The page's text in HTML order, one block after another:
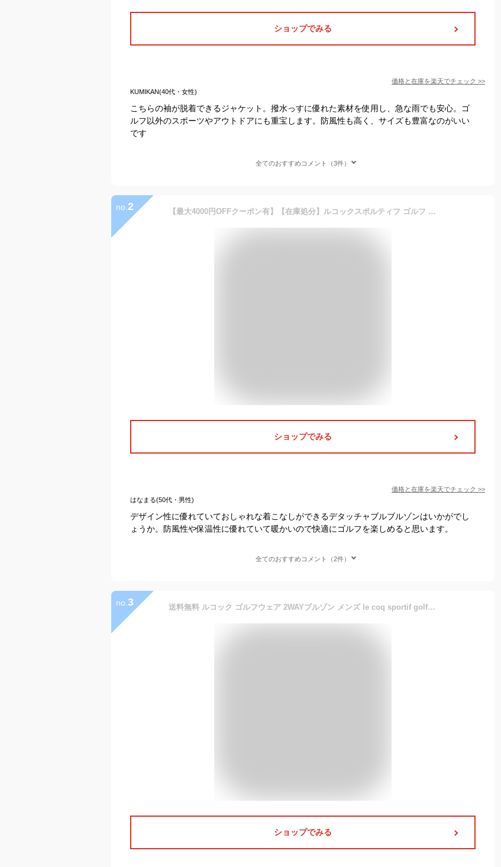
ショップでみる
価格と在庫を楽天でチェック >>
KUMIKAN(40代・女性)
こちらの袖が脱着できるジャケット。撥水っすに優れた素材を使用し、急な雨でも安心。ゴ
ルフ以外のスポーツやアウトドアにも重宝します。防風性も高く、サイズも豊富なのがいい
です
全てのおすすめコメント（3件）
no. 2 【最大4000円OFFクーポン有】【在庫処分】ルコックスポルティフ ゴルフ ブルゾン 2WAY 撥水 防風 デタッチャブル メンズ QGMVJK00 ゴルフウェア
ショップでみる
価格と在庫を楽天でチェック >>
はなまる(50代・男性)
デザイン性に優れていておしゃれな着こなしができるデタッチャブルブルゾンはいかがでし
ょうか。防風性や保温性に優れていて暖かいので快適にゴルフを楽しめると思います。
全てのおすすめコメント（2件）
no. 3 送料無料 ルコック ゴルフウェア 2WAYブルゾン メンズ le coq sportif golf アウター 裏メッシュ ジャンバー はっ水 防風 デタッチャブル スポーツウェア 男性 上着/QGMVJK00
ショップでみる